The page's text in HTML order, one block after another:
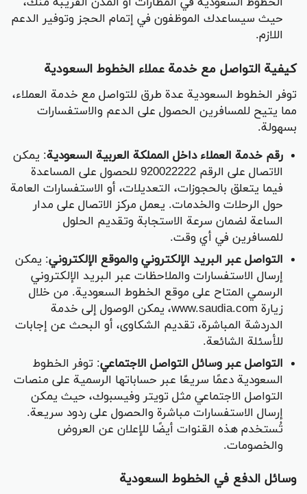
حيث سيساعدك الموظفون في إتمام الحجز وتوفير الدعم
اللازم.
كيفية التواصل مع خدمة عملاء الخطوط السعودية
توفر الخطوط السعودية عدة طرق للتواصل مع خدمة العملاء،
مما يتيح للمسافرين الحصول على الدعم والاستفسارات
بسهولة.
رقم خدمة العملاء داخل المملكة العربية السعودية: يمكن
الاتصال على الرقم 920022222 للحصول على المساعدة
فيما يتعلق بالحجوزات، التعديلات، أو الاستفسارات العامة
حول الرحلات والخدمات. يعمل مركز الاتصال على مدار
الساعة لضمان سرعة الاستجابة وتقديم الحلول
للمسافرين في أي وقت.
التواصل عبر البريد الإلكتروني والموقع الإلكتروني: يمكن
إرسال الاستفسارات والملاحظات عبر البريد الإلكتروني
الرسمي المتاح على موقع الخطوط السعودية. من خلال
زيارة www.saudia.com، يمكن الوصول إلى خدمة
الدردشة المباشرة، تقديم الشكاوى، أو البحث عن إجابات
للأسئلة الشائعة.
التواصل عبر وسائل التواصل الاجتماعي: توفر الخطوط
السعودية دعمًا سريعًا عبر حساباتها الرسمية على منصات
التواصل الاجتماعي مثل تويتر وفيسبوك، حيث يمكن
إرسال الاستفسارات مباشرة والحصول على ردود سريعة.
تُستخدم هذه القنوات أيضًا للإعلان عن العروض
والخصومات.
وسائل الدفع في الخطوط السعودية